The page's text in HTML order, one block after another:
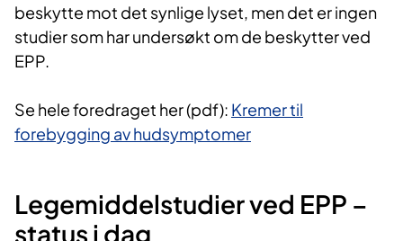
beskytte mot det synlige lyset, men det er ingen
studier som har undersøkt om de beskytter ved
EPP.
Se hele foredraget her (pdf): Kremer til
forebygging av hudsymptomer
Legemiddelstudier ved EPP –
status i dag